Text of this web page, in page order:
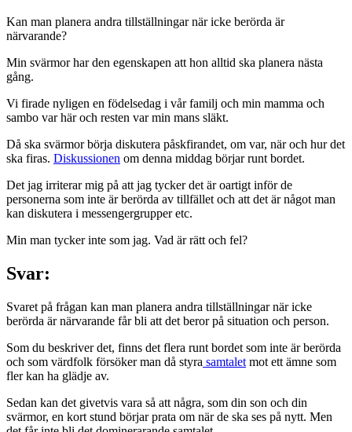
Kan man planera andra tillställningar när icke berörda är
närvarande?
Min svärmor har den egenskapen att hon alltid ska planera nästa
gång.
Vi firade nyligen en födelsedag i vår familj och min mamma och
sambo var här och resten var min mans släkt.
Då ska svärmor börja diskutera påskfirandet, om var, när och hur det
ska firas. Diskussionen om denna middag börjar runt bordet.
Det jag irriterar mig på att jag tycker det är oartigt inför de
personerna som inte är berörda av tillfället och att det är något man
kan diskutera i messengergrupper etc.
Min man tycker inte som jag. Vad är rätt och fel?
Svar:
Svaret på frågan kan man planera andra tillställningar när icke
berörda är närvarande får bli att det beror på situation och person.
Som du beskriver det, finns det flera runt bordet som inte är berörda
och som värdfolk försöker man då styra samtalet mot ett ämne som
fler kan ha glädje av.
Sedan kan det givetvis vara så att några, som din son och din
svärmor, en kort stund börjar prata om när de ska ses på nytt. Men